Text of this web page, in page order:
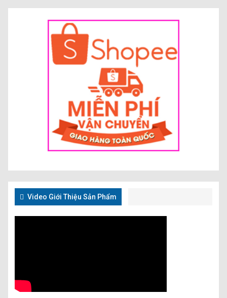
Video Giới Thiệu Sản Phẩm